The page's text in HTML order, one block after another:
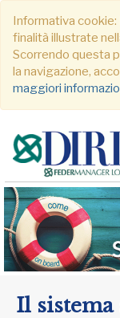
Informativa cookie:
finalità illustrate
Scorrendo questa
la navigazione,
maggiori
Il